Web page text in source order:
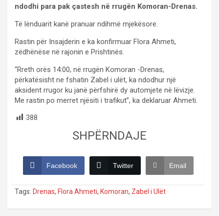
ndodhi para pak çastesh në rrugën Komoran-Drenas.
Të lënduarit kanë pranuar ndihmë mjekësore.
Rastin për Insajderin e ka konfirmuar Flora Ahmeti,
zëdhënëse në rajonin e Prishtinës.
“Rreth orës 14:00, në rrugën Komoran -Drenas,
përkatësisht ne fshatin Zabel i ulët, ka ndodhur një
aksident rrugor ku janë përfshirë dy automjete në lëvizje.
Me rastin po merret njësiti i trafikut”, ka deklaruar Ahmeti.
388
SHPËRNDAJE
Facebook Twitter Email
Tags: Drenas, Flora Ahmeti, Komoran, Zabel i Ulët